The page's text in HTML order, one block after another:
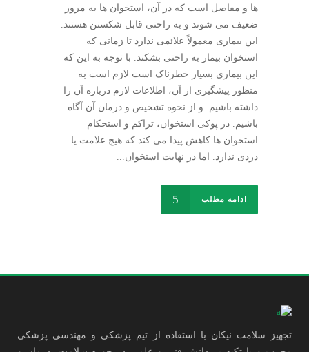
ها و مفاصل است که در آن، استخوان ها به مرور
ضعیف می شوند و به راحتی قابل شکستن هستند.
این بیماری معمولاً علائمی ندارد تا زمانی که
استخوان بیمار به راحتی بشکند. با توجه به این که
این بیماری بسیار خطرناک است لازم است به
منظور پیشگیری از آن، اطلاعات لازم درباره آن را
داشته باشیم و از نحوه تشخیص و درمان آن آگاه
باشیم. در پوکی استخوان، تراکم و استحکام
استخوان ها کاهش پیدا می کند که هیچ علامت یا
دردی ندارد. اما در نهایت استخوان...
ادامه مطلب
تجهیز سلامت نیکان با استفاده از تیم پزشکی و مهندسی پزشکی